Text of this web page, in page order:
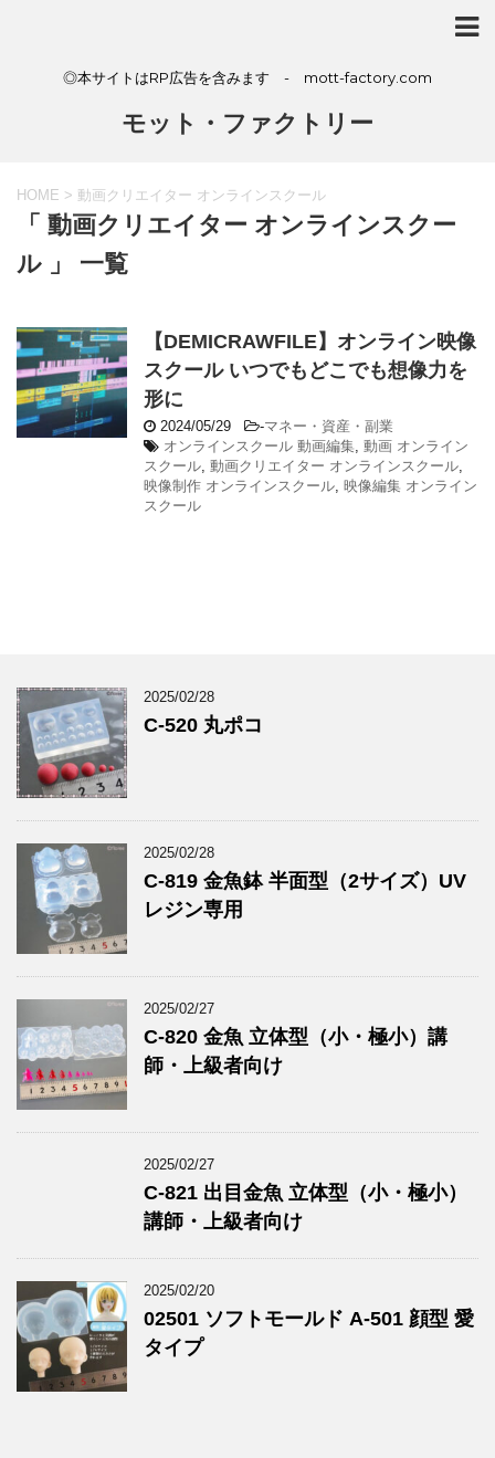
◎本サイトはRP広告を含みます - mott-factory.com
モット・ファクトリー
HOME > 動画クリエイター オンラインスクール
「 動画クリエイター オンラインスクー
ル 」 一覧
【DEMICRAWFILE】オンライン映像
スクール いつでもどこでも想像力を
形に
2024/05/29 -マネー・資産・副業
オンラインスクール 動画編集, 動画 オンライン
スクール, 動画クリエイター オンラインスクール,
映像制作 オンラインスクール, 映像編集 オンライン
スクール
2025/02/28
C-520 丸ポコ
2025/02/28
C-819 金魚鉢 半面型（2サイズ）UV
レジン専用
2025/02/27
C-820 金魚 立体型（小・極小）講
師・上級者向け
2025/02/27
C-821 出目金魚 立体型（小・極小）
講師・上級者向け
2025/02/20
02501 ソフトモールド A-501 顔型 愛
タイプ